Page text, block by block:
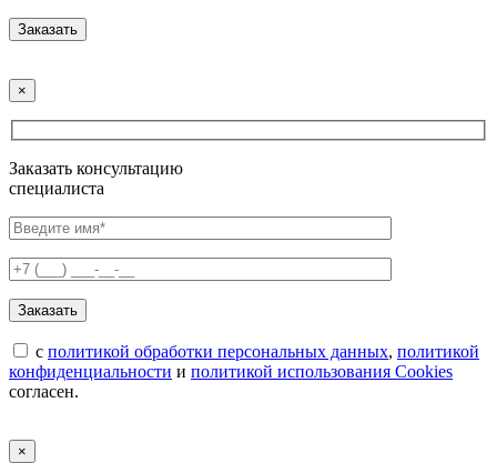
×
Заказать консультацию
специалиста
с политикой обработки персональных данных, политикой
конфиденциальности и политикой использования Cookies
согласен.
×